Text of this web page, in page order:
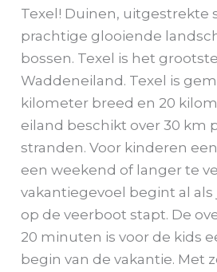
Texel! Duinen, uitgestrekte
prachtige glooiende
bossen. Texel is het
Waddeneiland. Texel is
kilometer breed en 20
eiland beschikt over 30 km
stranden. Voor kinderen
een weekend of langer te
vakantiegevoel begint al
op de veerboot stapt. De
20 minuten is voor de kids
begin van de vakantie. Met